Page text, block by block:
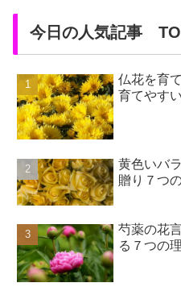
今日の人気記事
仏花を育
育てやす
黄色いバ
贈り７つ
芍薬の花
る７つの